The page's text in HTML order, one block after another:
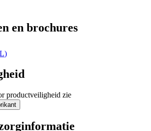
en brochures
)
productveiligheid zie